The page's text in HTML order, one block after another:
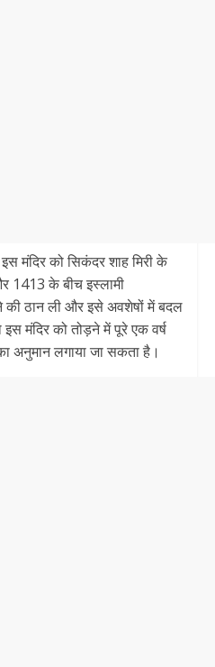
मंदिर को सिकंदर शाह मिरी के
1413 के बीच इस्लामी
ठान ली और इसे अवशेषों में बदल
मंदिर को तोड़ने में पूरे एक वर्ष
अनुमान लगाया जा सकता है।